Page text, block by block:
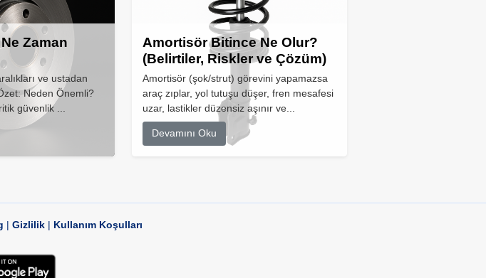
Zaman
ve ustadan
Neden Önemli?
güvenlik ...
Amortisör Bitince Ne Olur?
(Belirtiler, Riskler ve Çözüm)
Amortisör (şok/strut) görevini yapamazsa
araç zıplar, yol tutuşu düşer, fren mesafesi
uzar, lastikler düzensiz aşınır ve...
Devamını Oku
| Gizlilik| Kullanım Koşulları